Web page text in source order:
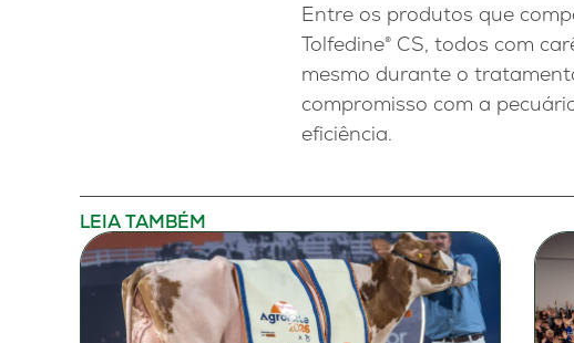
Entre os produtos que
Tolfedine® CS, todos com
mesmo durante o
compromisso com a
eficiência.
LEIA TAMBÉM